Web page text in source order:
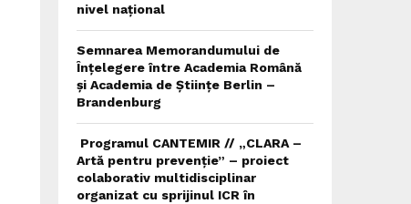
nivel național
Semnarea Memorandumului de
Înțelegere între Academia Română
și Academia de Științe Berlin –
Brandenburg
Programul CANTEMIR // „CLARA –
Artă pentru prevenție” – proiect
colaborativ multidisciplinar
organizat cu sprijinul ICR în